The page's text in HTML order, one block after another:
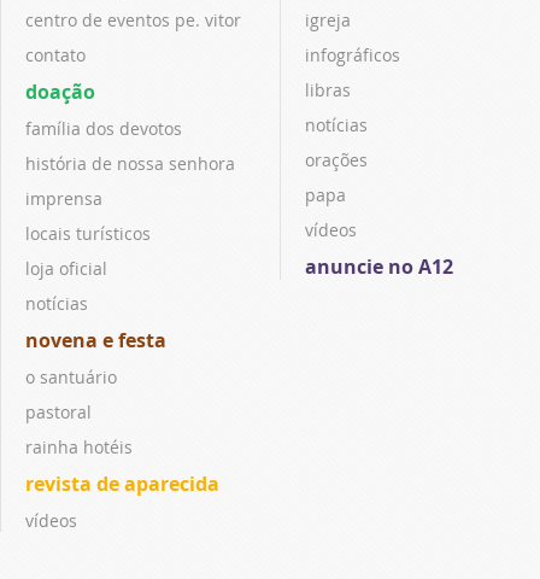
centro de eventos pe. vitor
contato
doação
família dos devotos
história de nossa senhora
imprensa
locais turísticos
loja oficial
notícias
novena e festa
o santuário
pastoral
rainha hotéis
revista de aparecida
vídeos
igreja
infográficos
libras
notícias
orações
papa
vídeos
anuncie no A12